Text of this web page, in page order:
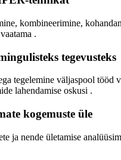
kombineerimine,
.
tegevusteks
tegelemine väljaspool tööd
lahendamise oskusi .
kogemuste üle
ja nende ületamise